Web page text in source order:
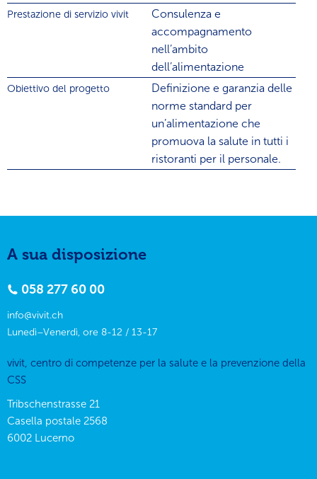
Prestazione di servizio vivit
Consulenza e
accompagnamento
nell’ambito
dell’alimentazione
Obiettivo del progetto
Definizione e garanzia delle
norme standard per
un’alimentazione che
promuova la salute in tutti i
ristoranti per il personale.
A sua disposizione
058 277 60 00
info@vivit.ch
Lunedì–Venerdì, ore 8-12 / 13-17
vivit, centro di competenze per la salute e la prevenzione della
CSS
Tribschenstrasse 21
Casella postale 2568
6002 Lucerno